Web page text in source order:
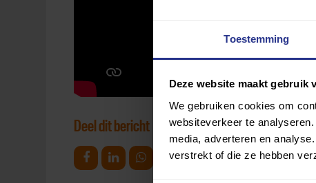
Toestemming
Deze website maakt gebruik
We gebruiken cookies om
websiteverkeer te
media, adverteren en
verstrekt of die ze hebben
Deel dit bericht
Deel op Facebook
Deel op LinkedinDeel op Whatsapp